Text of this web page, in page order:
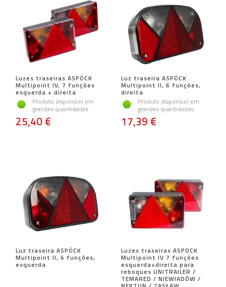
Luzes traseiras ASPÖCK
Multipoint IV, 7 funções
esquerda + direita
Produto disponível em
grandes quantidades
25,40 €
Luz traseira ASPÖCK
Multipoint II, 6 funções,
direita
Produto disponível em
grandes quantidades
17,39 €
Luz traseira ASPÖCK
Multipoint II, 6 funções,
esquerda
Luzes traseiras ASPOCK
Multipoint IV 7 funções
esquerda+direita para
reboques UNITRAILER /
TEMARED / NIEWIADÓW /